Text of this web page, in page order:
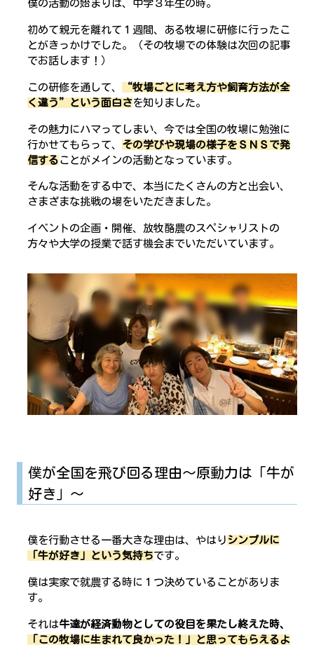
僕の活動の始まりは、中学３年生の時。
初めて親元を離れて１週間、ある牧場に研修に行ったこ
とがきっかけでした。（その牧場での体験は次回の記事
でお話します！）
この研修を通して、
“牧場ごとに考え方や飼育方法が全
く違う”という面白さを知りました。
その魅力にハマってしまい、今では全国の牧場に勉強に
行かせてもらって、 その学びや現場の様子をＳＮＳで発
信する ことがメインの活動となっています。
そんな活動をする中で、本当にたくさんの方と出会い、
さまざまな挑戦の場をいただきました。
イベントの企画・開催、放牧酪農のスペシャリストの
方々や大学の授業で話す機会までいただいています。
僕が全国を飛び回る理由〜原動力は「牛が
好き」～
僕を行動させる一番大きな理由は、やはり シンプルに
「牛が好き」という気持ちです。
僕は実家で就農する時に１つ決めていることがありま
す。
それは牛達が経済動物としての役目を果たし終えた時、
「この牧場に生まれて良かった！」と思ってもらえるよ